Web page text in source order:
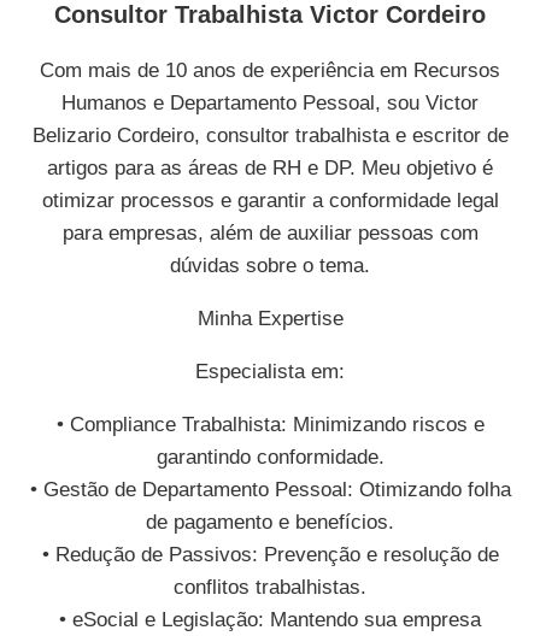
Consultor Trabalhista Victor Cordeiro
Com mais de 10 anos de experiência em Recursos
Humanos e Departamento Pessoal, sou Victor
Belizario Cordeiro, consultor trabalhista e escritor de
artigos para as áreas de RH e DP. Meu objetivo é
otimizar processos e garantir a conformidade legal
para empresas, além de auxiliar pessoas com
dúvidas sobre o tema.
Minha Expertise
Especialista em:
• Compliance Trabalhista: Minimizando riscos e
garantindo conformidade.
• Gestão de Departamento Pessoal: Otimizando folha
de pagamento e benefícios.
• Redução de Passivos: Prevenção e resolução de
conflitos trabalhistas.
• eSocial e Legislação: Mantendo sua empresa